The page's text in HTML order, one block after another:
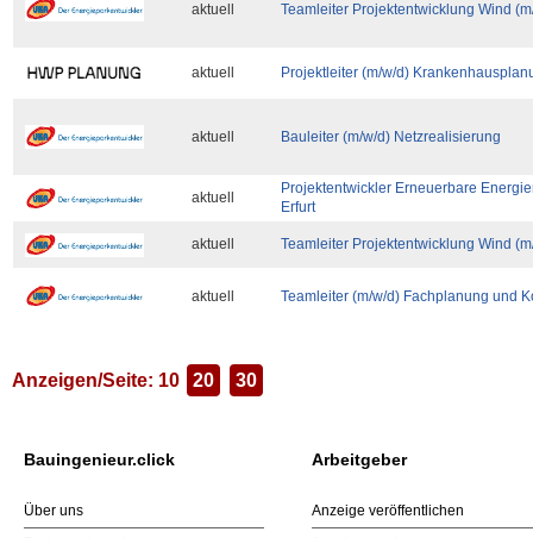
aktuell Teamleiter Projektentwicklung Wind
aktuell Projektleiter (m/w/d)
aktuell Bauleiter (m/w/d) Netzrealisierung
aktuell
Projektentwickler Erneuerbare
Erfurt
aktuell Teamleiter Projektentwicklung Wind
aktuell Teamleiter (m/w/d) Fachplanung und
Anzeigen/Seite: 10 20 30
Bauingenieur.click Arbeitgeber
Über uns
Anzeige veröffentlichen